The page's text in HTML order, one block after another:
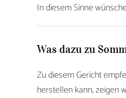
In diesem Sinne
Was dazu zu
Zu diesem Gericht
herstellen kann, zeigen